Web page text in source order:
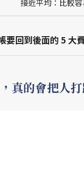
接近平均：比較
回到後面的 5 大
真的會把人打